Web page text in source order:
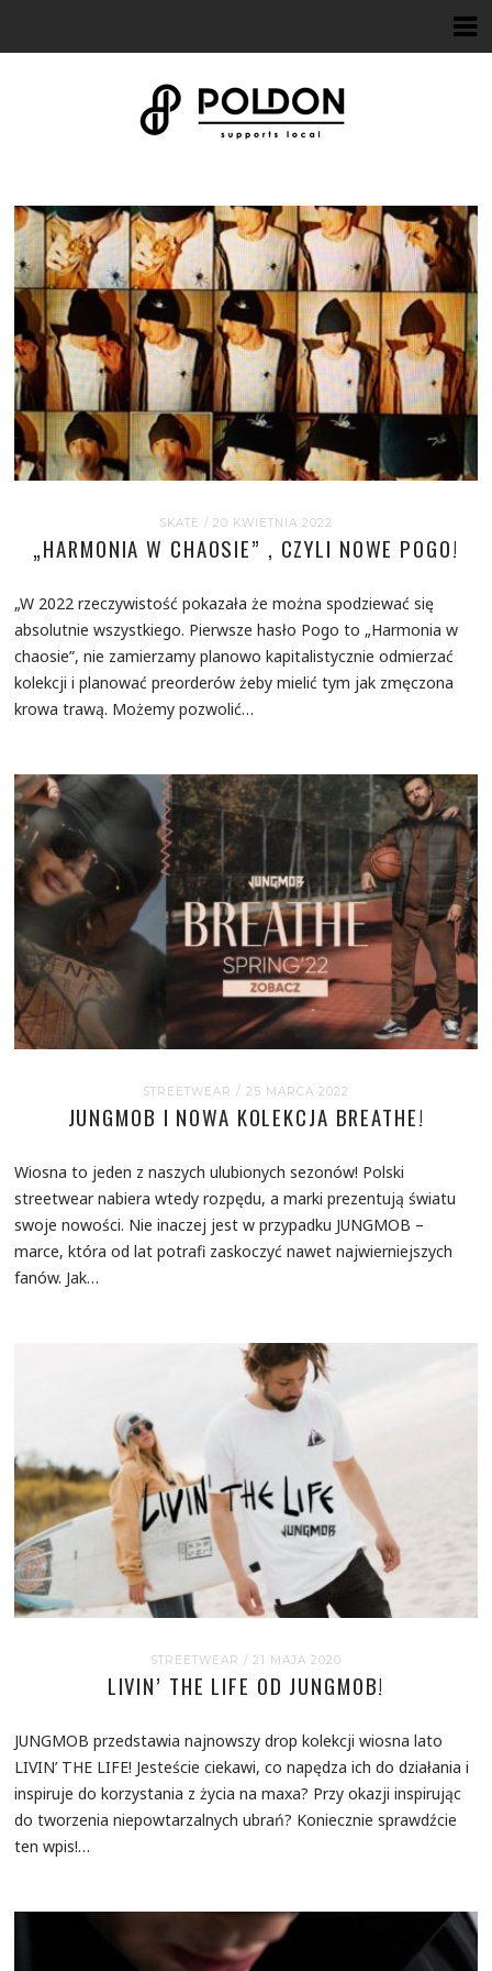
SKATE / 20 KWIETNIA 2022
„HARMONIA W CHAOSIE” , CZYLI NOWE POGO!
„W 2022 rzeczywistość pokazała że można spodziewać się
absolutnie wszystkiego. Pierwsze hasło Pogo to „Harmonia w
chaosie”, nie zamierzamy planowo kapitalistycznie odmierzać
kolekcji i planować preorderów żeby mielić tym jak zmęczona
krowa trawą. Możemy pozwolić…
STREETWEAR / 25 MARCA 2022
JUNGMOB I NOWA KOLEKCJA BREATHE!
Wiosna to jeden z naszych ulubionych sezonów! Polski
streetwear nabiera wtedy rozpędu, a marki prezentują światu
swoje nowości. Nie inaczej jest w przypadku JUNGMOB –
marce, która od lat potrafi zaskoczyć nawet najwierniejszych
fanów. Jak…
STREETWEAR / 21 MAJA 2020
LIVIN’ THE LIFE OD JUNGMOB!
JUNGMOB przedstawia najnowszy drop kolekcji wiosna lato
LIVIN’ THE LIFE! Jesteście ciekawi, co napędza ich do działania i
inspiruje do korzystania z życia na maxa? Przy okazji inspirując
do tworzenia niepowtarzalnych ubrań? Koniecznie sprawdźcie
ten wpis!…